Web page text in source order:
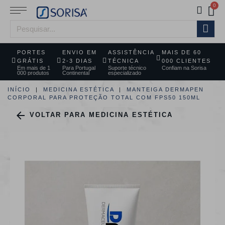
PORTES
GRÁTIS
Em mais de 1
000 produtos
ENVIO EM
2-3 DIAS
Para Portugal
Continental
ASSISTÊNCIA
TÉCNICA
Suporte técnico
especializado
MAIS DE 60
000 CLIENTES
Confiam na Sorisa
INÍCIO MEDICINA ESTÉTICA
MANTEIGA DERMAPEN
CORPORAL PARA PROTEÇÃO TOTAL COM FPS50 150ML
 VOLTAR PARA MEDICINA ESTÉTICA